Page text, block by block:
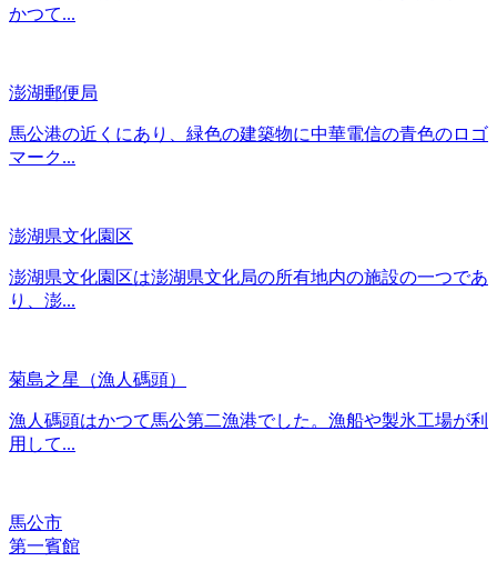
かつて...
澎湖郵便局
馬公港の近くにあり、緑色の建築物に中華電信の青色のロゴ
マーク...
澎湖県文化園区
澎湖県文化園区は澎湖県文化局の所有地内の施設の一つであ
り、澎...
菊島之星（漁人碼頭）
漁人碼頭はかつて馬公第二漁港でした。漁船や製氷工場が利
用して...
馬公市
第一賓館